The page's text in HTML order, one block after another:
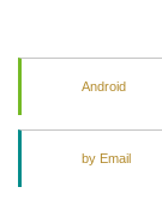
Android
by Email